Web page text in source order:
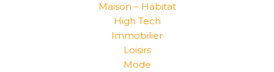
Maison – Habitat
High Tech
Immobilier
Loisirs
Mode